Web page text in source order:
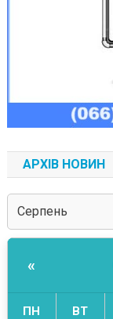
АРХІВ НОВИН
«
ПН ВТ